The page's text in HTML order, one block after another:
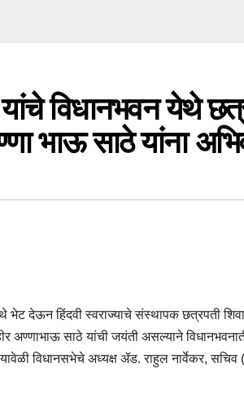
विधानभवन येथे
भाऊ साठे यांना
भेट देऊन हिंदवी स्वराज्याचे संस्थापक छत्रपती
अण्णाभाऊ साठे यांची जयंती असल्याने
विधानसभेचे अध्यक्ष ॲड. राहुल नार्वेकर, सचिव